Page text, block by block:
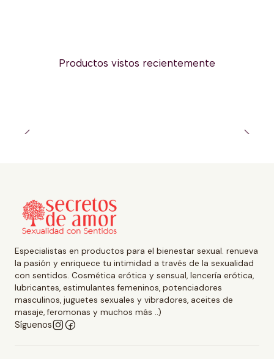
Productos vistos recientemente
Especialistas en productos para el bienestar sexual. renueva
la pasión y enriquece tu intimidad a través de la sexualidad
con sentidos. Cosmética erótica y sensual, lencería erótica,
lubricantes, estimulantes femeninos, potenciadores
masculinos, juguetes sexuales y vibradores, aceites de
masaje, feromonas y muchos más ..)
Síguenos